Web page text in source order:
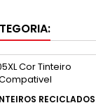
RECICLADOS